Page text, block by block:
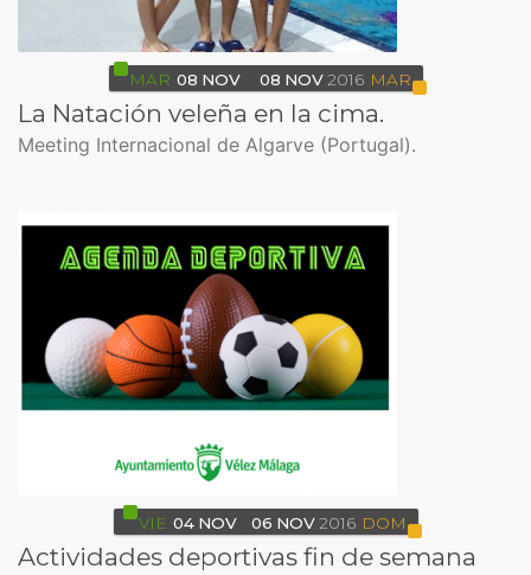
MAR 08 NOV 08 NOV 2016 MAR
La Natación veleña en la cima.
Meeting Internacional de Algarve (Portugal).
VIE 04 NOV 06 NOV 2016 DOM
Actividades deportivas fin de semana